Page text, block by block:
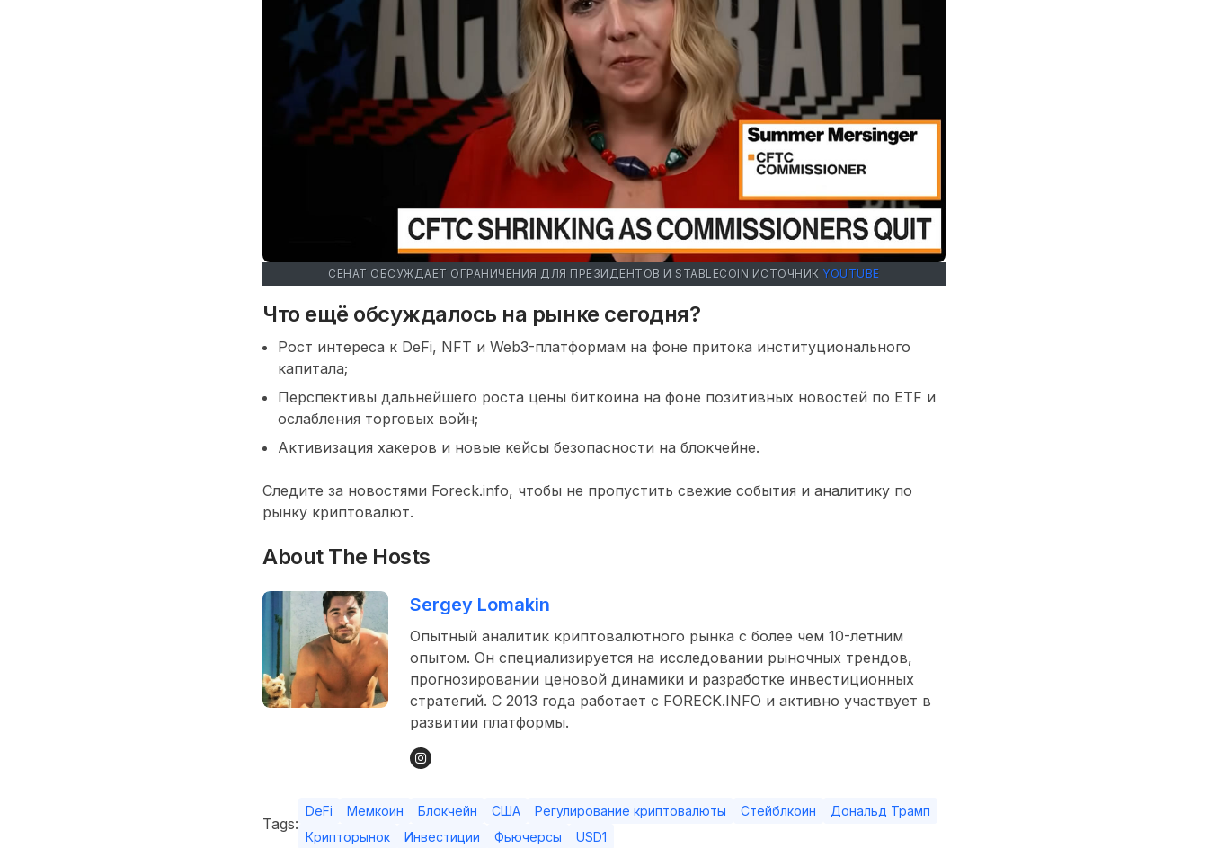
СЕНАТ ОБСУЖДАЕТ ОГРАНИЧЕНИЯ ДЛЯ ПРЕЗИДЕНТОВ И STABLECOIN ИСТОЧНИК YOUTUBE
Что ещё обсуждалось на рынке сегодня?
Рост интереса к DeFi, NFT и Web3-платформам на фоне притока институционального
капитала;
Перспективы дальнейшего роста цены биткоина на фоне позитивных новостей по ETF и
ослабления торговых войн;
Активизация хакеров и новые кейсы безопасности на блокчейне.
Следите за новостями Foreck.info, чтобы не пропустить свежие события и аналитику по
рынку криптовалют.
About The Hosts
Sergey Lomakin
Опытный аналитик криптовалютного рынка с более чем 10-летним
опытом. Он специализируется на исследовании рыночных трендов,
прогнозировании ценовой динамики и разработке инвестиционных
стратегий. С 2013 года работает с FORECK.INFO и активно участвует в
развитии платформы.
Tags:
DeFi Мемкоин Блокчейн США Регулирование криптовалюты Стейблкоин
Дональд Трамп
Крипторынок
Инвестиции Фьючерсы USD1